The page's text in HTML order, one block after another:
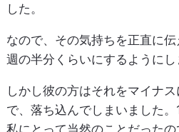
した。
なので、その気持ちを正直に
週の半分くらいにするようにし
しかし彼の方はそれをマイナ
で、落ち込んでしまいました
私にとって当然のことだった